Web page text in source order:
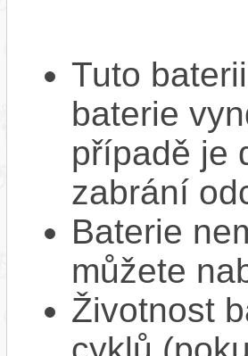
Tuto
baterie
případě je
zabrání
Baterie
můžete
Životnost